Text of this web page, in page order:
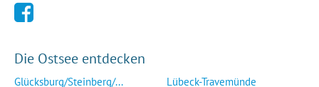
Die Ostsee entdecken
Glücksburg/Steinberg/...
Lübeck-Travemünde